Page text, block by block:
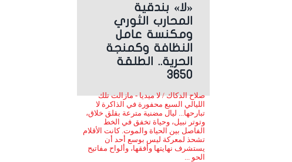
«لا» بندقية
المحارب الثوري
ومكنسة عامل
النظافة وكمنجة
الحرية.. الطلقة
3650
صلاح الدكاك / لا ميديا - مازالت تلك
الليالي السبع محفورة في الذاكرة لا
تبارحها... ليال مضنية مترعة بقلق خلاق،
وتوتر نبيل، وحياة تخفق في الخط
الفاصل بين الحياة والموت. كانت الأقلام
تشحذ لمعركة ليس بوسع أحد أن
يستشرف نهايتها وأفقها، وألواح مفاتيح
الحو ...